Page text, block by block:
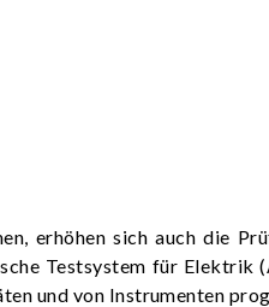
erhöhen sich auch die
Testsystem für Elektrik
und von Instrumenten